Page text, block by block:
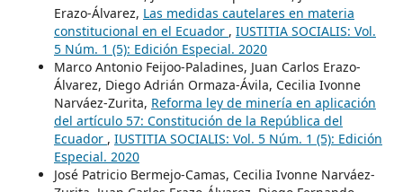
Erazo-Álvarez, Las medidas cautelares en materia
constitucional en el Ecuador , IUSTITIA SOCIALIS: Vol.
5 Núm. 1 (5): Edición Especial. 2020
Marco Antonio Feijoo-Paladines, Juan Carlos Erazo-
Álvarez, Diego Adrián Ormaza-Ávila, Cecilia Ivonne
Narváez-Zurita, Reforma ley de minería en aplicación
del artículo 57: Constitución de la República del
Ecuador , IUSTITIA SOCIALIS: Vol. 5 Núm. 1 (5): Edición
Especial. 2020
José Patricio Bermejo-Camas, Cecilia Ivonne Narváez-